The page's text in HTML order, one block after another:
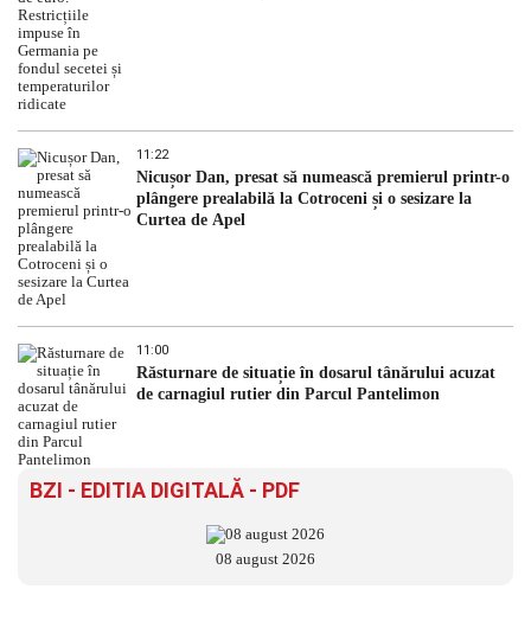
11:22
Nicușor Dan, presat să numească premierul printr-o
plângere prealabilă la Cotroceni și o sesizare la
Curtea de Apel
11:00
Răsturnare de situație în dosarul tânărului acuzat
de carnagiul rutier din Parcul Pantelimon
BZI - EDITIA DIGITALĂ - PDF
08 august 2026